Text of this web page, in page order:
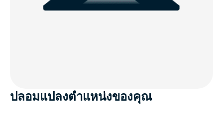
ปลอมแปลงตำแหน่งของคุณ